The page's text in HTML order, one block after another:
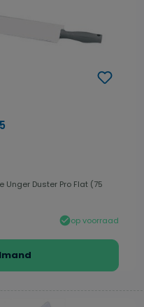
Unger Duster Pro Flat (75
op voorraad